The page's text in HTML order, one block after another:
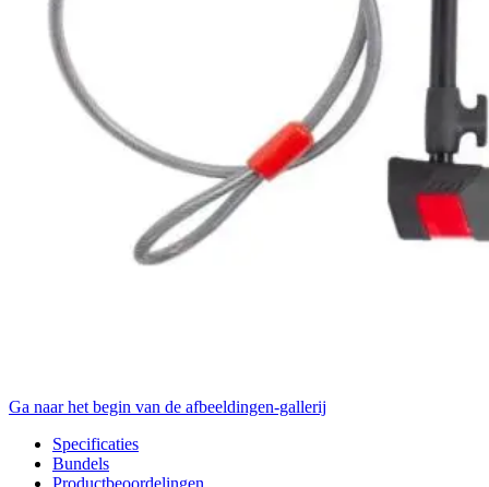
Ga naar het begin van de afbeeldingen-gallerij
Specificaties
Bundels
Productbeoordelingen